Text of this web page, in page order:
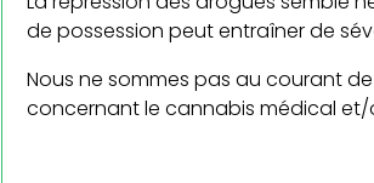
de possession peut entraîner de
Nous ne sommes pas au courant
concernant le cannabis médical